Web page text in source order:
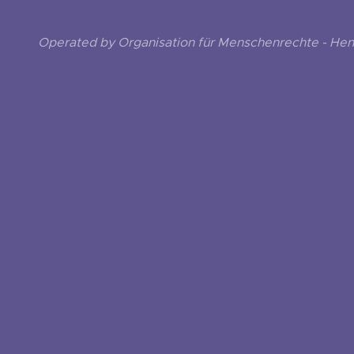
Operated by Organisation für Menschenrechte -